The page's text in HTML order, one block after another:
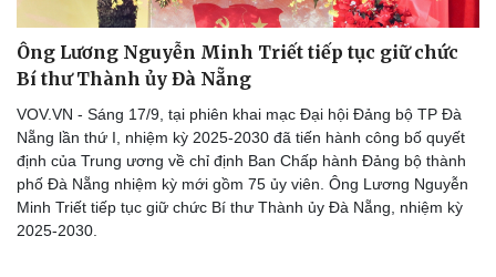
Ông Lương Nguyễn Minh Triết tiếp tục giữ chức
Bí thư Thành ủy Đà Nẵng
VOV.VN - Sáng 17/9, tại phiên khai mạc Đại hội Đảng bộ TP Đà
Nẵng lần thứ I, nhiệm kỳ 2025-2030 đã tiến hành công bố quyết
định của Trung ương về chỉ định Ban Chấp hành Đảng bộ thành
phố Đà Nẵng nhiệm kỳ mới gồm 75 ủy viên. Ông Lương Nguyễn
Minh Triết tiếp tục giữ chức Bí thư Thành ủy Đà Nẵng, nhiệm kỳ
2025-2030.